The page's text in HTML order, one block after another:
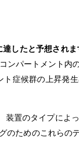
したと予想されま
ンパートメント内
症候群の上昇発
置のタイプによ
のためのこれらの